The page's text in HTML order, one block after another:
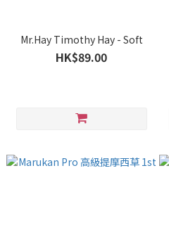
Mr.Hay Timothy Hay - Soft
HK$89.00